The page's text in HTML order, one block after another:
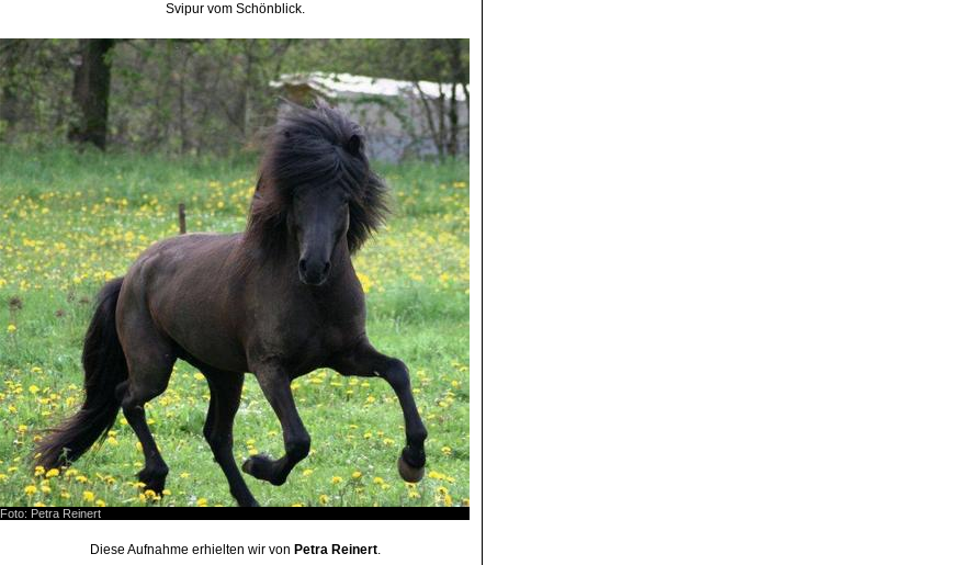
Svipur vom Schönblick.
Foto: Petra Reinert
Diese Aufnahme erhielten wir von Petra Reinert.